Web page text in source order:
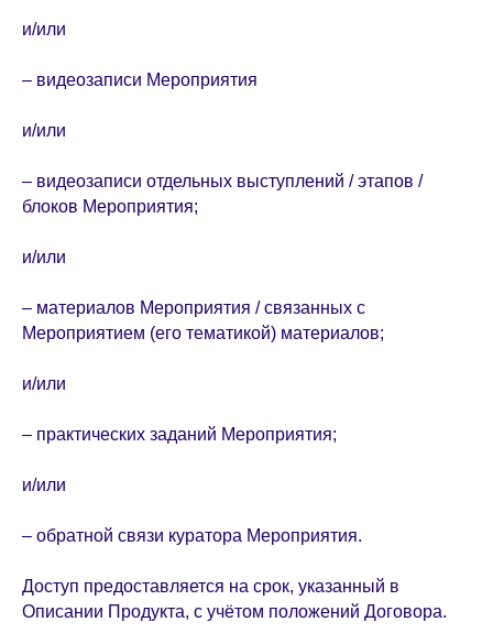
и/или
– видеозаписи Мероприятия
и/или
– видеозаписи отдельных выступлений / этапов /
блоков Мероприятия;
и/или
– материалов Мероприятия / связанных с
Мероприятием (его тематикой) материалов;
и/или
– практических заданий Мероприятия;
и/или
– обратной связи куратора Мероприятия.
Доступ предоставляется на срок, указанный в
Описании Продукта, с учётом положений Договора.